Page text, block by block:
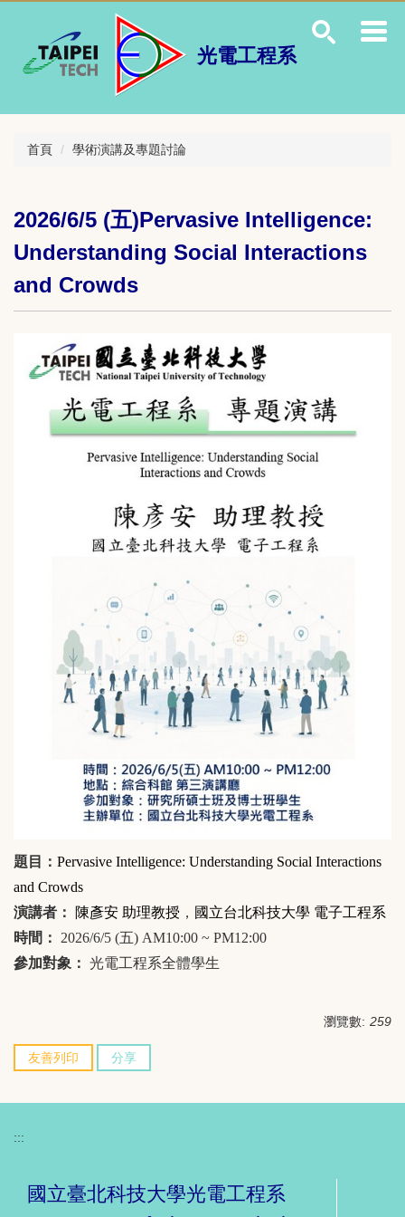
光電工程系
首頁 學術演講及專題討論
2026/6/5 (五)Pervasive Intelligence:
Understanding Social Interactions
and Crowds
題目： Pervasive Intelligence: Understanding Social Interactions
and Crowds
演講者：
陳彥安 助理教授 ， 國立台北科技大學 電子工程系
時間： 2026/6/5 (五) AM10:00 ~ PM12:00
參加對象： 光電工程系全體學生
瀏覽數: 259
友善列印 分享
:::
國立臺北科技大學光電工程系